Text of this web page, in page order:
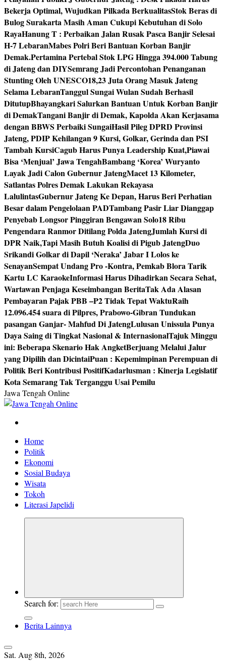
Bekerja Optimal, Wujudkan Pilkada BerkualitasStok Beras di
Bulog Surakarta Masih Aman Cukupi Kebutuhan di Solo
RayaHanung T : Perbaikan Jalan Rusak Pasca Banjir Selesai
H-7 LebaranMabes Polri Beri Bantuan Korban Banjir
Demak.Pertamina Pertebal Stok LPG Hingga 394.000 Tabung
di Jateng dan DIYSemrang Jadi Percontohan Penanganan
Stunting Oleh UNESCO18,23 Juta Orang Masuk Jateng
Selama LebaranTanggul Sungai Wulan Sudah Berhasil
DitutupBhayangkari Salurkan Bantuan Untuk Korban Banjir
di DemakTangani Banjir di Demak, Kapolda Akan Kerjasama
dengan BBWS Perbaiki SungaiHasil Pileg DPRD Provinsi
Jateng, PDIP Kehilangan 9 Kursi, Golkar, Gerinda dan PSI
Tambah KursiCagub Harus Punya Leadership Kuat,Piawai
Bisa ‘Menjual’ Jawa TengahBambang ‘Korea’ Wuryanto
Layak Jadi Calon Gubernur JatengMacet 13 Kilometer,
Satlantas Polres Demak Lakukan Rekayasa
LalulintasGubernur Jateng Ke Depan, Harus Beri Perhatian
Besar dalam Pengelolaan PADTambang Pasir Liar Dianggap
Penyebab Longsor Pinggiran Bengawan Solo18 Ribu
Pengendara Ranmor Ditilang Polda JatengJumlah Kursi di
DPR Naik,Tapi Masih Butuh Koalisi di Pigub JatengDuo
Srikandi Golkar di Dapil ‘Neraka’ Jabar I Lolos ke
SenayanSempat Undang Pro -Kontra, Pemkab Blora Tarik
Kartu LC KaraokeInformasi Harus Dihadirkan Secara Sehat,
Wartawan Penjaga Keseimbangan BeritaTak Ada Alasan
Pembayaran Pajak PBB –P2 Tidak Tepat WaktuRaih
12.096.454 suara di Pilpres, Prabowo-Gibran Tundukan
pasangan Ganjar- Mahfud Di JatengLulusan Unissula Punya
Daya Saing di Tingkat Nasional & InternasionalTajuk Minggu
ini: Beberapa Skenario Hak AngketBerjuang Melalui Jalur
yang Dipilih dan DicintaiPuan : Kepemimpinan Perempuan di
Politik Beri Kontribusi PositifKadarlusman : Kinerja Legislatif
Kota Semarang Tak Terganggu Usai Pemilu
Jawa Tengah Online
Berita Jawa Tengah Terbaru dan Terkini
Home
Politik
Ekonomi
Sosial Budaya
Wisata
Tokoh
Literasi Japelidi
Search for:
Berita Lainnya
Sat. Aug 8th, 2026